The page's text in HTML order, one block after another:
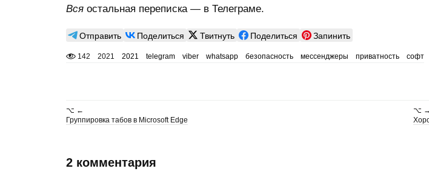
Всяостальная переписка — в Телеграме.
Отправить Поделиться Твитнуть Поделиться Запинить
142 2021 2021 telegram viber whatsapp безопасность мессенджеры приватность софт
⌥ ←
Группировка табов в Microsoft Edge
⌥ →
2 комментария